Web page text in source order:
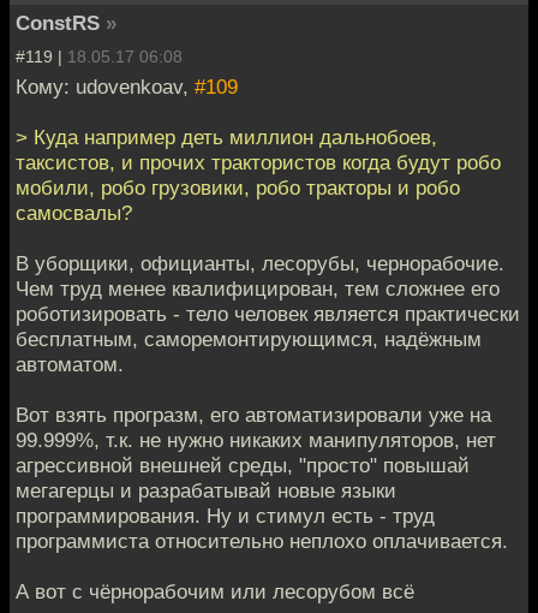
ConstRS »
#119 | 18.05.17 06:08
Кому: udovenkoav, #109
> Куда например деть миллион дальнобоев,
таксистов, и прочих трактористов когда будут робо
мобили, робо грузовики, робо тракторы и робо
самосвалы?
В уборщики, официанты, лесорубы, чернорабочие.
Чем труд менее квалифицирован, тем сложнее его
роботизировать - тело человек является практически
бесплатным, саморемонтирующимся, надёжным
автоматом.
Вот взять програзм, его автоматизировали уже на
99.999%, т.к. не нужно никаких манипуляторов, нет
агрессивной внешней среды, "просто" повышай
мегагерцы и разрабатывай новые языки
программирования. Ну и стимул есть - труд
программиста относительно неплохо оплачивается.
А вот с чёрнорабочим или лесорубом всё